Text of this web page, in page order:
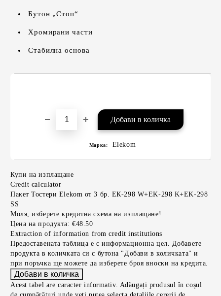
Бутон „Стоп“
Хромирани части
Стабилна основа
Марка: Elekom
Купи на изплащане
Credit calculator
Пакет Тостери Elekom от 3 бр. ЕК-298 W+EK-298 K+EK-298
SS
Моля, изберете кредитна схема на изплащане!
Цена на продукта: €48.50
Extraction of information from credit institutions
Предоставената таблица е с информационна цел. Добавете
продукта в количката си с бутона "Добави в количката" и
при поръчка ще можете да изберете броя вноски на кредита.
Acest tabel are caracter informativ. Adăugați produsul în coșul